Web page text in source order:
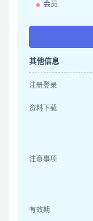
会员
其他信息
注册登录
资料下载
注意事项
有效期